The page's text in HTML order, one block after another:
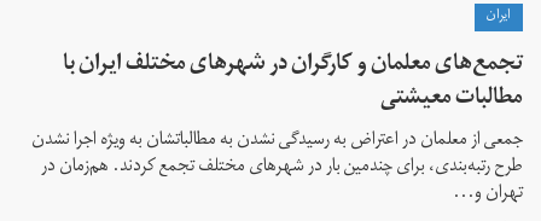
ايران
تجمع‌های معلمان و کارگران در شهرهای مختلف ایران با
مطالبات معیشتی
جمعی از معلمان در اعتراض به رسیدگی نشدن به مطالباتشان به ویژه اجرا نشدن
طرح رتبه‌بندی، برای چندمین بار در شهرهای مختلف تجمع کردند. هم‌زمان در
تهران و...